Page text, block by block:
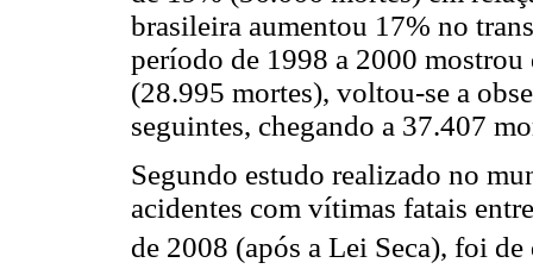
brasileira aumentou 17% no
período de 1998 a 2000
(28.995 mortes), voltou-se a
seguintes, chegando a 37.407
Segundo estudo realizado no
acidentes com vítimas fatais
de 2008 (após a Lei Seca), foi de